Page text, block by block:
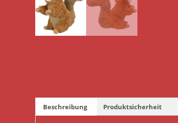
Beschreibung Produktsicherheit